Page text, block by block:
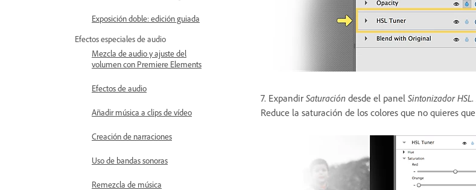
Exposición doble: edición guiada
Efectos especiales de audio
Mezcla de audio y ajuste del
volumen con Premiere Elements
Efectos de audio
Añadir música a clips de vídeo
Creación de narraciones
Uso de bandas sonoras
Remezcla de música
7. Expandir Saturación desde el panel Sintonizador HSL
Reduce la saturación de los colores que no quieres